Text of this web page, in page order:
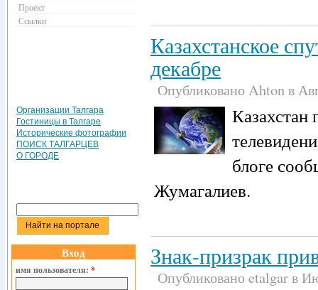
Казахстанское
декабре
Опубликовано Ahton в
Казахстан
блоге
Жумагалиев.
Знак-призрак
Опубликовано etalgar в
Проект
Ссылки
Организации Талгара
Гостиницы в Талгаре
Исторические фотографии
ПОИСК ТАЛГАРЦЕВ
О ГОРОДЕ
Вход
имя пользователя: *